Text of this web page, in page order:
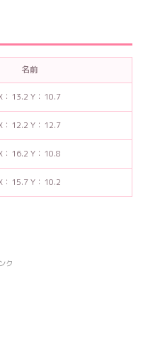
名前
：13.2 Y：10.7
：12.2 Y：12.7
：16.2 Y：10.8
：15.7 Y：10.2
ク